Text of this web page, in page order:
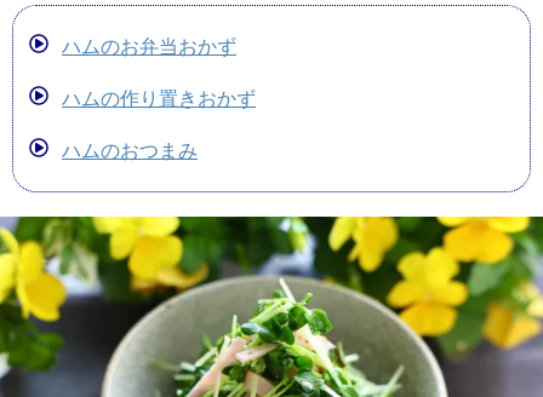
ハムのお弁当おかず
ハムの作り置きおかず
ハムのおつまみ